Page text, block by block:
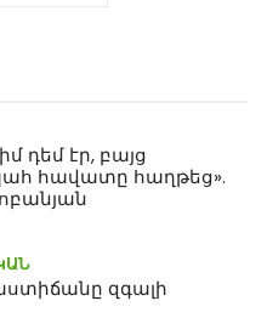
դեմ էր, բայց
հավատը հաղթեց».
զգալի